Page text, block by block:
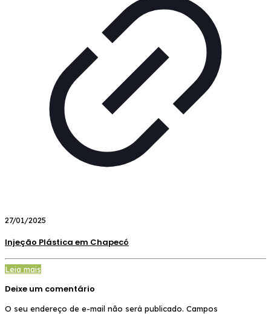
27/01/2025
Injeção Plástica em Chapecó
Leia mais
Deixe um comentário
O seu endereço de e-mail não será publicado. Campos